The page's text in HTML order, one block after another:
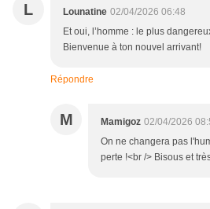
L Lounatine 02/04/2026 06:48
Et oui, l’homme : le plus
Bienvenue à ton nouvel arrivant!
Répondre
M Mamigoz 02/04/2026
On ne changera pas
perte !<br /> Bisous et